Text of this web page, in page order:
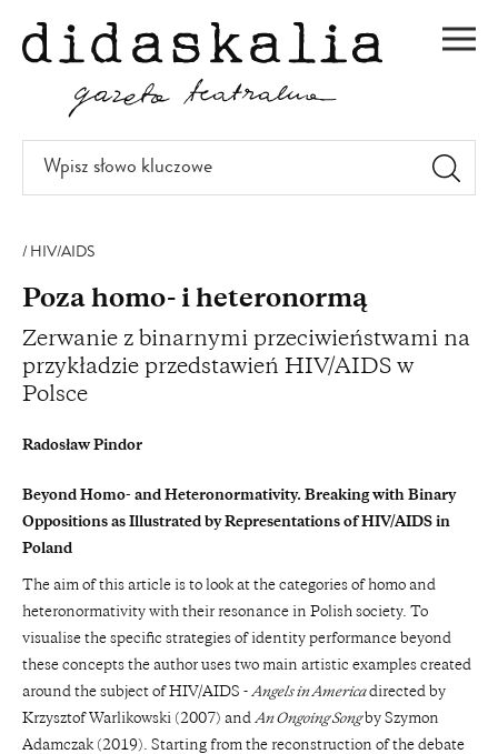
DO
TREŚCI
Wpisz
słowo
HIV/AIDS
Poza homo- i heteronormą
Zerwanie z binarnymi przeciwieństwami na
przykładzie przedstawień HIV/AIDS w
Polsce
Radosław Pindor
Beyond Homo- and Heteronormativity. Breaking with Binary
Oppositions as Illustrated by Representations of HIV/AIDS in
Poland
The aim of this article is to look at the categories of homo and
heteronormativity with their resonance in Polish society. To
visualise the specific strategies of identity performance beyond
these concepts the author uses two main artistic examples created
around the subject of HIV/AIDS - Angels in Americadirected by
Krzysztof Warlikowski (2007) and An Ongoing Songby Szymon
Adamczak (2019). Starting from the reconstruction of the debate